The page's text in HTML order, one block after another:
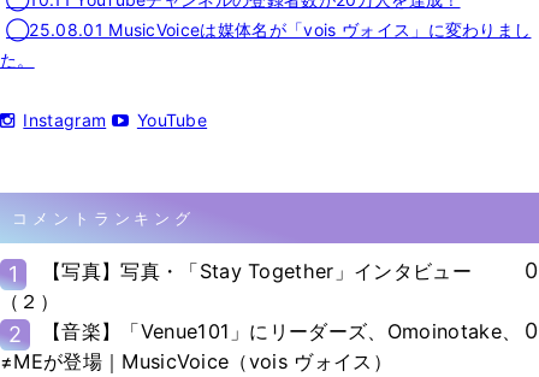
◯25.08.01 MusicVoiceは媒体名が「vois ヴォイス」に変わりまし
た。
Instagram YouTube
コメントランキング
1
【写真】写真・「Stay Together」インタビュー
（２）
0
2
【音楽】「Venue101」にリーダーズ、Omoinotake、
≠MEが登場｜MusicVoice（vois ヴォイス）
0